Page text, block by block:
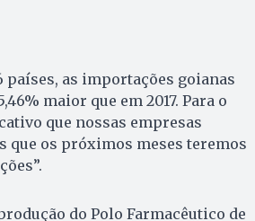
países, as importações goianas
maior que em 2017. Para o
que nossas empresas
que os próximos meses teremos
do Polo Farmacêutico de